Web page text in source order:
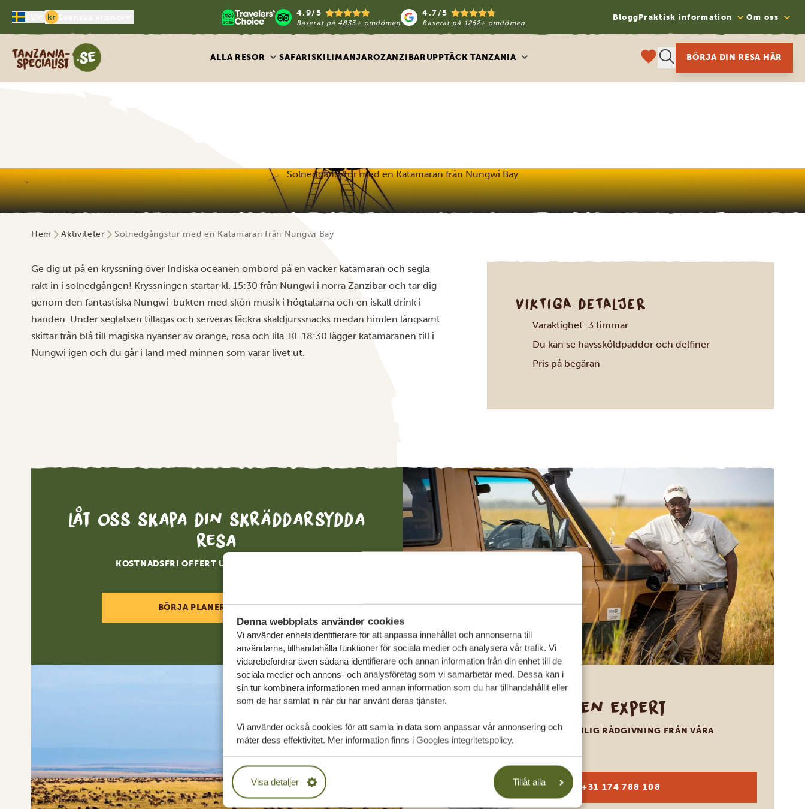
Denna webbplats använder cookies
Vi använder enhetsidentifierare för att anpassa innehållet och annonserna till
användarna, tillhandahålla funktioner för sociala medier och analysera vår trafik. Vi
vidarebefordrar även sådana identifierare och annan information från din enhet till de
sociala medier och annons- och analysföretag som vi samarbetar med. Dessa kan i
sin tur kombinera informationen med annan information som du har tillhandahållit eller
som de har samlat in när du har använt deras tjänster.
Vi använder också cookies för att samla in data som anpassar vår annonsering och
mäter dess effektivitet. Mer information finns i Googles integritetspolicy.
Visa detaljer Tillåt alla
kr 4.9/5
Baserat på 4833+ omdömen
4.7/5
Baserat på 1252+ omdömen
BloggPraktisk information Om oss
Tanzania Specialist
ALLA RESOR SAFARISKILIMANJAROZANZIBARUPPTÄCK TANZANIA BÖRJA DIN RESA HÄR
Solnedgångstur med en Katamaran från Nungwi Bay
Hem Aktiviteter Solnedgångstur med en Katamaran från Nungwi Bay
Ge dig ut på en kryssning över Indiska oceanen ombord på en vacker katamaran och segla
rakt in i solnedgången! Kryssningen startar kl. 15:30 från Nungwi i norra Zanzibar och tar dig
genom den fantastiska Nungwi-bukten med skön musik i högtalarna och en iskall drink i
handen. Under seglatsen tillagas och serveras läckra skaldjurssnacks medan himlen långsamt
skiftar från blå till magiska nyanser av orange, rosa och lila. Kl. 18:30 lägger katamaranen till i
Nungwi igen och du går i land med minnen som varar livet ut.
VIKTIGA DETALJER
Varaktighet: 3 timmar
Du kan se havssköldpaddor och delfiner
Pris på begäran
Låt oss skapa din skräddarsydda
resa
KOSTNADSFRI OFFERT UTAN FÖRPLIKTELSER
BÖRJA PLANERA DIN RESA
Ring en expert
FÅ PERSONLIG RÅDGIVNING FRÅN VÅRA
SV: +31 174 788 108